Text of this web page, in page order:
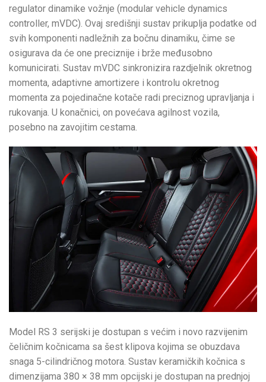
regulator dinamike vožnje (modular vehicle dynamics
controller, mVDC). Ovaj središnji sustav prikuplja podatke od
svih komponenti nadležnih za bočnu dinamiku, čime se
osigurava da će one preciznije i brže međusobno
komunicirati. Sustav mVDC sinkronizira razdjelnik okretnog
momenta, adaptivne amortizere i kontrolu okretnog
momenta za pojedinačne kotače radi preciznog upravljanja i
rukovanja. U konačnici, on povećava agilnost vozila,
posebno na zavojitim cestama.
Model RS 3 serijski je dostupan s većim i novo razvijenim
čeličnim kočnicama sa šest klipova kojima se obuzdava
snaga 5-cilindričnog motora. Sustav keramičkih kočnica s
dimenzijama 380 × 38 mm opcijski je dostupan na prednjoj